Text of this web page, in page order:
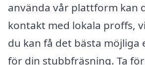
använda vår plattform kan
kontakt med lokala proffs,
du kan få det bästa möjliga
för din stubbfräsning. Ta